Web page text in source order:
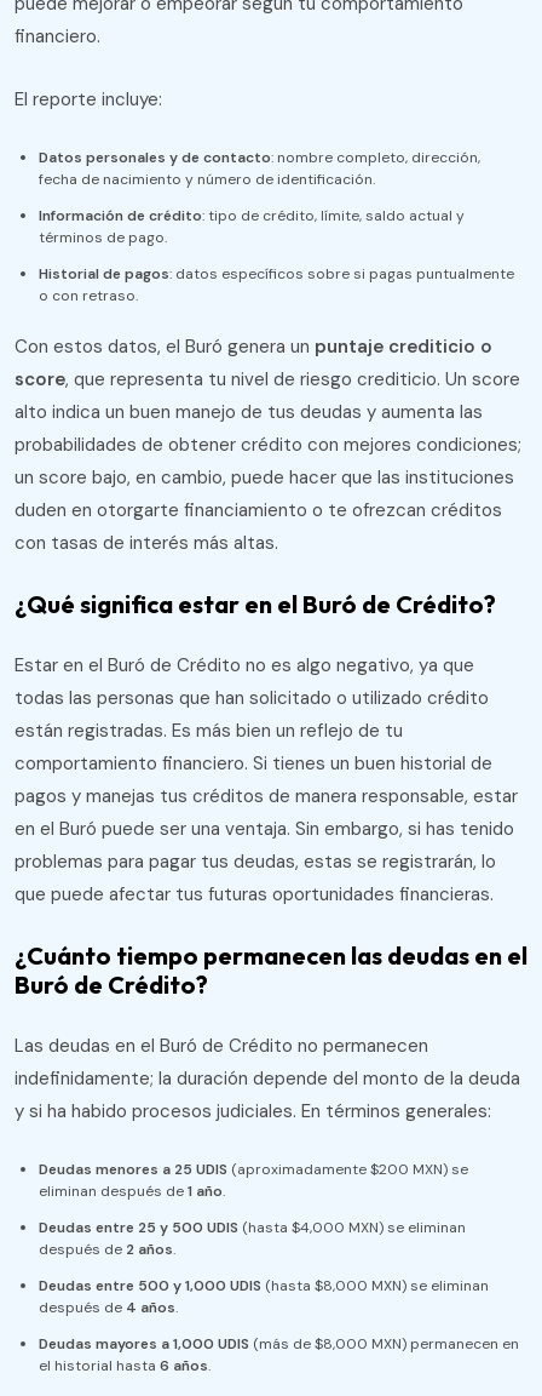
financiero.
El reporte incluye:
Datos personales y de contacto: nombre completo, dirección,
fecha de nacimiento y número de identificación.
Información de crédito: tipo de crédito, límite, saldo actual y
términos de pago.
Historial de pagos: datos específicos sobre si pagas puntualmente
o con retraso.
Con estos datos, el Buró genera un puntaje crediticio o
score, que representa tu nivel de riesgo crediticio. Un score
alto indica un buen manejo de tus deudas y aumenta las
probabilidades de obtener crédito con mejores condiciones;
un score bajo, en cambio, puede hacer que las instituciones
duden en otorgarte financiamiento o te ofrezcan créditos
con tasas de interés más altas​.
¿Qué significa estar en el Buró de Crédito?
Estar en el Buró de Crédito no es algo negativo, ya que
todas las personas que han solicitado o utilizado crédito
están registradas. Es más bien un reflejo de tu
comportamiento financiero. Si tienes un buen historial de
pagos y manejas tus créditos de manera responsable, estar
en el Buró puede ser una ventaja. Sin embargo, si has tenido
problemas para pagar tus deudas, estas se registrarán, lo
que puede afectar tus futuras oportunidades financieras​.
¿Cuánto tiempo permanecen las deudas en el
Buró de Crédito?
Las deudas en el Buró de Crédito no permanecen
indefinidamente; la duración depende del monto de la deuda
y si ha habido procesos judiciales. En términos generales:
Deudas menores a 25 UDIS (aproximadamente $200 MXN) se
eliminan después de1 año.
Deudas entre 25 y 500 UDIS (hasta $4,000 MXN) se eliminan
después de 2 años.
Deudas entre 500 y 1,000 UDIS (hasta $8,000 MXN) se eliminan
después de 4 años.
Deudas mayores a 1,000 UDIS (más de $8,000 MXN) permanecen en
el historial hasta 6 años.